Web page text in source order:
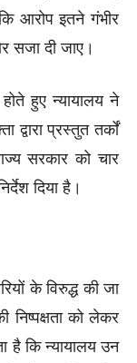
आरोप इतने गंभीर
सजा दी जाए।
हुए न्यायालय ने
द्वारा प्रस्तुत तर्कों
सरकार को चार
दिया है।
के विरुद्ध की जा
निष्पक्षता को लेकर
है कि न्यायालय उन